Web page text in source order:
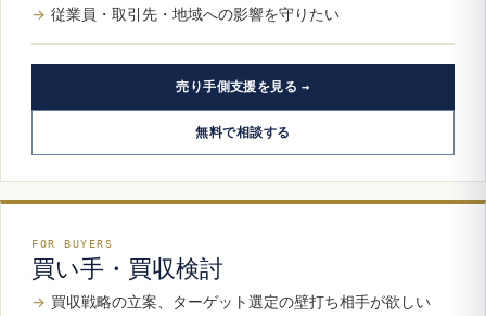
従業員・取引先・地域への影響を守りたい
売り手側支援を見る
無料で相談する
FOR BUYERS
買い手・買収検討
買収戦略の立案、ターゲット選定の壁打ち相手が欲しい